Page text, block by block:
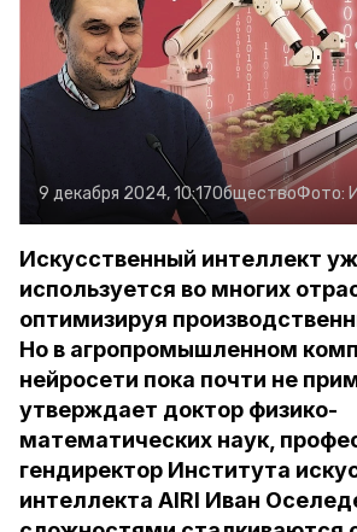
9 декабря 2024, 10:17ОбществоФото:
Искусственный интеллект
используется во многих
оптимизируя
Но в агропромышленном
нейросети пока почти не
утверждает доктор физико-
математических наук,
гендиректор Института
интеллекта AIRI Иван